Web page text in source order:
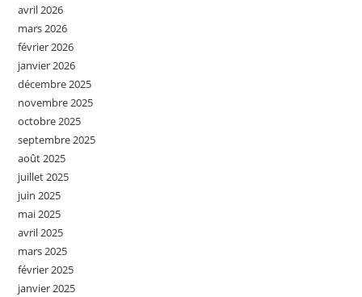
avril 2026
mars 2026
février 2026
janvier 2026
décembre 2025
novembre 2025
octobre 2025
septembre 2025
août 2025
juillet 2025
juin 2025
mai 2025
avril 2025
mars 2025
février 2025
janvier 2025